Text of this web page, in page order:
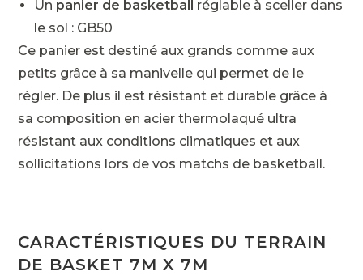
Un panier de basketball réglable à sceller dans
le sol : GB50
Ce panier est destiné aux grands comme aux
petits grâce à sa manivelle qui permet de le
régler. De plus il est résistant et durable grâce à
sa composition en acier thermolaqué ultra
résistant aux conditions climatiques et aux
sollicitations lors de vos matchs de basketball.
CARACTÉRISTIQUES DU TERRAIN
DE BASKET 7M X 7M